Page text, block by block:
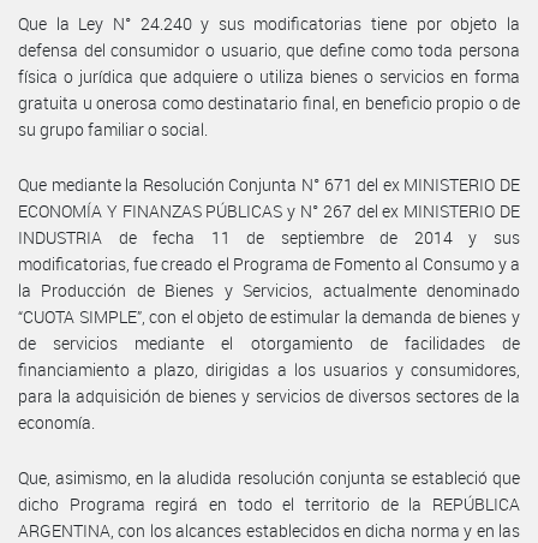
Que la Ley N° 24.240 y sus modificatorias tiene por objeto la
defensa del consumidor o usuario, que define como toda persona
física o jurídica que adquiere o utiliza bienes o servicios en forma
gratuita u onerosa como destinatario final, en beneficio propio o de
su grupo familiar o social.
Que mediante la Resolución Conjunta N° 671 del ex MINISTERIO DE
ECONOMÍA Y FINANZAS PÚBLICAS y N° 267 del ex MINISTERIO DE
INDUSTRIA de fecha 11 de septiembre de 2014 y sus
modificatorias, fue creado el Programa de Fomento al Consumo y a
la Producción de Bienes y Servicios, actualmente denominado
“CUOTA SIMPLE”, con el objeto de estimular la demanda de bienes y
de servicios mediante el otorgamiento de facilidades de
financiamiento a plazo, dirigidas a los usuarios y consumidores,
para la adquisición de bienes y servicios de diversos sectores de la
economía.
Que, asimismo, en la aludida resolución conjunta se estableció que
dicho Programa regirá en todo el territorio de la REPÚBLICA
ARGENTINA, con los alcances establecidos en dicha norma y en las